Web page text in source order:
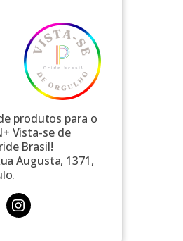
produtos para o
Vista-se de
Brasil!
Augusta, 1371,